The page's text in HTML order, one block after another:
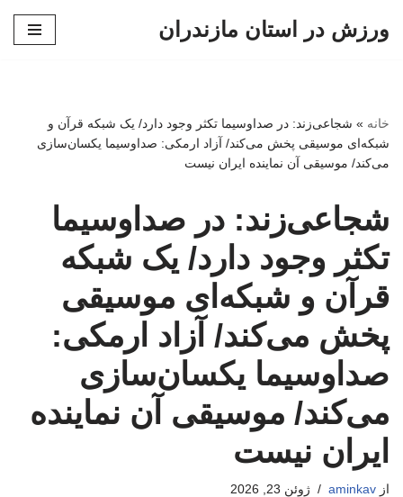
ورزش در استان مازندران
خانه » شجاعی‌زند: در صداوسیما تکثر وجود دارد/ یک شبکه‌ قرآن و
شبکه‌ای موسیقی پخش می‌کند/ آزاد ارمکی: صداوسیما یکسان‌سازی
می‌کند/ موسیقی آن نماینده ایران نیست
شجاعی‌زند: در صداوسیما
تکثر وجود دارد/ یک شبکه‌
قرآن و شبکه‌ای موسیقی
پخش می‌کند/ آزاد ارمکی:
صداوسیما یکسان‌سازی
می‌کند/ موسیقی آن نماینده
ایران نیست
از aminkav ژوئن 23, 2026